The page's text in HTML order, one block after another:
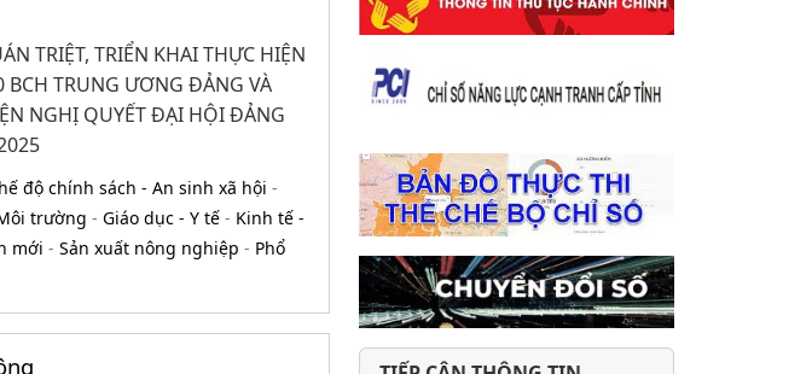
TRIỆT, TRIỂN KHAI THỰC HIỆN
TRUNG ƯƠNG ĐẢNG VÀ
NGHỊ QUYẾT ĐẠI HỘI ĐẢNG
độ chính sách - An sinh xã hội -
trường -Giáo dục - Y tế - Kinh tế -
mới -Sản xuất nông nghiệp - Phổ